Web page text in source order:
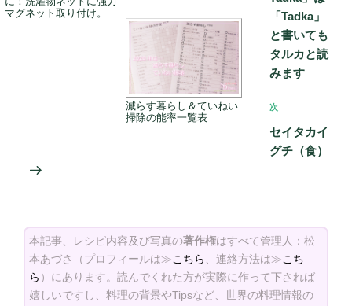
マグネット取り付け。
減らす暮らし＆ていねい
掃除の能率一覧表
ゲ
「Tadka」
と書いても
タルカと読
みます
次
の
投
次
セイタカイ
グチ（食）
本記事、レシピ内容及び写真の著作権はすべて管理人：松
本あづさ（プロフィールは≫こちら 、連絡方法は≫こち
ら ）にあります。読んでくれた方が実際に作って下されば
嬉しいですし、料理の背景やTipsなど、世界の料理情報の